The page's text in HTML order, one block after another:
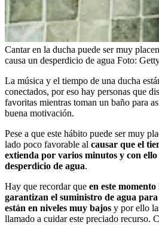
Cantar en la ducha puede ser muy
causa un desperdicio de agua Foto:
La música y el tiempo de una ducha
conectados, por eso hay personas que
favoritas mientras toman un baño para
buena motivación.
Pese a que este hábito puede ser muy
lado poco favorable al causar que el
extienda por varios minutos y con
desperdicio de agua.
Hay que recordar que en este momento
garantizan el suministro de agua
están en niveles muy bajos y por ello
llamado a cuidar este preciado recurso.